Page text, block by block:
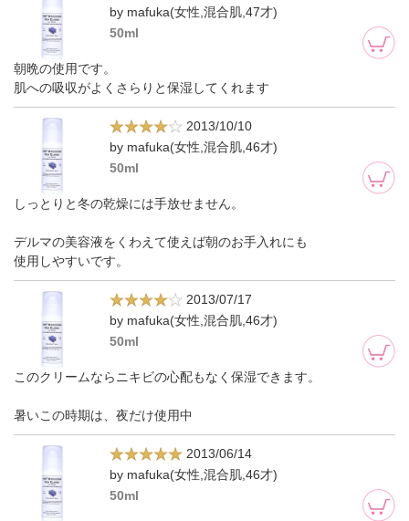
by mafuka(女性,混合肌,47才)
50ml
朝晩の使用です。
肌への吸収がよくさらりと保湿してくれます
2013/10/10
by mafuka(女性,混合肌,46才)
50ml
しっとりと冬の乾燥には手放せません。
デルマの美容液をくわえて使えば朝のお手入れにも
使用しやすいです。
2013/07/17
by mafuka(女性,混合肌,46才)
50ml
このクリームならニキビの心配もなく保湿できます。
暑いこの時期は、夜だけ使用中
2013/06/14
by mafuka(女性,混合肌,46才)
50ml